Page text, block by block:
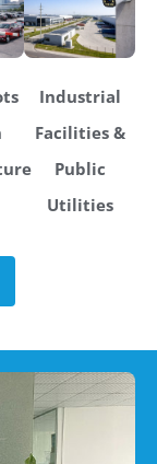
Industrial
Facilities &
Public
Utilities